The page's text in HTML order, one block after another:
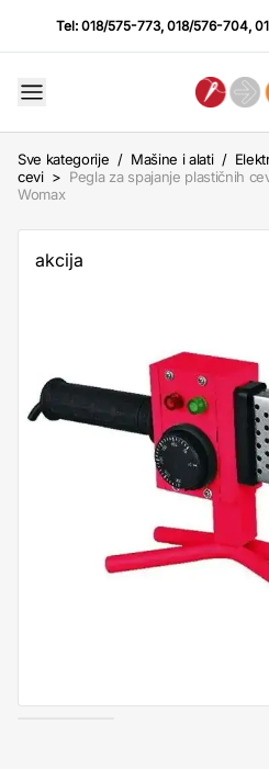
Tel:018/575-773,018/576-704,
Sve kategorije / Mašine i alati /
cevi > Pegla za spajanje plastičnih
Womax
akcija